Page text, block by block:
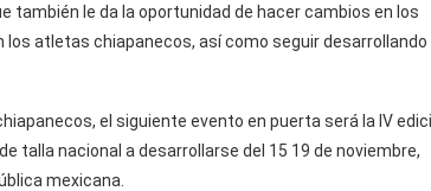
también le da la oportunidad de hacer cambios en los
atletas chiapanecos, así como seguir desarrollando
el siguiente evento en puerta será la IV
talla nacional a desarrollarse del 15 19 de noviembre,
mexicana.